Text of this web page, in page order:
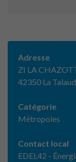
Adresse
ZI LA
42350 La
Catégorie
Métropoles
Contact local
EDEL42 -